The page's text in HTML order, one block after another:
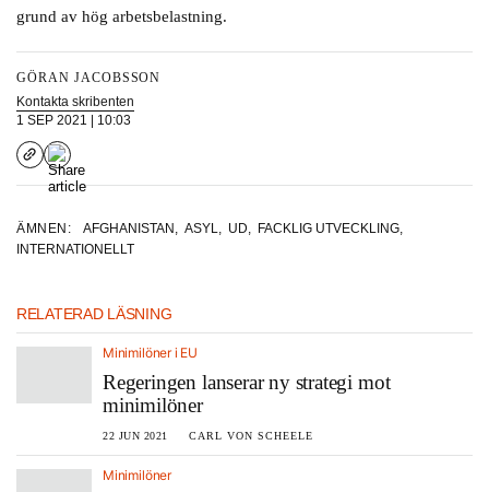
grund av hög arbetsbelastning.
GÖRAN JACOBSSON
Kontakta skribenten
1 SEP 2021 | 10:03
ÄMNEN: AFGHANISTAN , ASYL, UD, FACKLIG UTVECKLING,
INTERNATIONELLT
RELATERAD LÄSNING
Minimilöner i EU
Regeringen lanserar ny strategi mot
minimilöner
22 JUN 2021 CARL VON SCHEELE
Minimilöner